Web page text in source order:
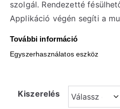
szolgál. Rendezetté
Applikáció végén segíti a
További információ
Egyszerhasználatos eszköz
Kiszerelés